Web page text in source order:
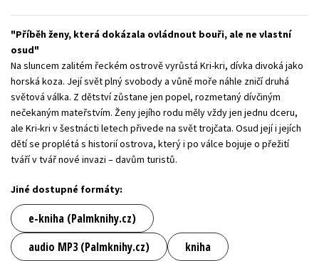
Young adult (SK)
Zahraniční literatura Zdraví a životní styl
Příběh ženy, která dokázala ovládnout bouři, ale ne vlastní
osud
Na sluncem zalitém řeckém ostrově vyrůstá Kri-kri, dívka divoká jako
horská koza. Její svět plný svobody a vůně moře náhle zničí druhá
světová válka. Z dětství zůstane jen popel, rozmetaný dívčiným
nečekaným mateřstvím. Ženy jejího rodu měly vždy jen jednu dceru,
ale Kri-kri v šestnácti letech přivede na svět trojčata. Osud její i jejích
dětí se proplétá s historií ostrova, který i po válce bojuje o přežití
tváří v tvář nové invazi – davům turistů.
Jiné dostupné formáty:
e-kniha (Palmknihy.cz)
audio MP3 (Palmknihy.cz)
kniha